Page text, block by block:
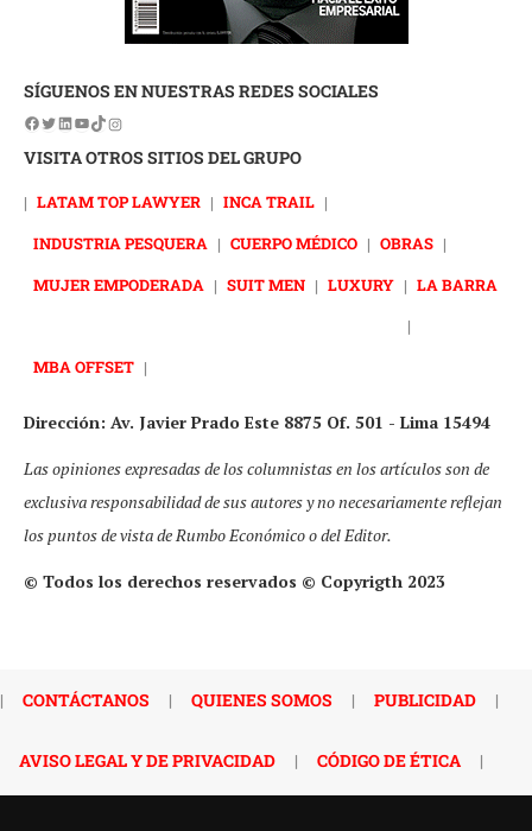
SÍGUENOS EN NUESTRAS REDES SOCIALES
VISITA OTROS SITIOS DEL GRUPO
| LATAM TOP LAWYER | INCA TRAIL |
INDUSTRIA PESQUERA | CUERPO MÉDICO | OBRAS |
MUJER EMPODERADA | SUIT MEN | LUXURY | LA BARRA
|
MBA OFFSET |
Dirección: Av. Javier Prado Este 8875 Of. 501 - Lima 15494
Las opiniones expresadas de los columnistas en los artículos son de
exclusiva responsabilidad de sus autores y no necesariamente reflejan
los puntos de vista de Rumbo Económico o del Editor.
© Todos los derechos reservados © Copyrigth 2023
| CONTÁCTANOS | QUIENES SOMOS | PUBLICIDAD |
AVISO LEGAL Y DE PRIVACIDAD | CÓDIGO DE ÉTICA |